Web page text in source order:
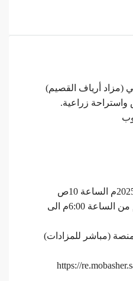
(مزاد أرياف القصيم)
واستراحة زراعية.
ينتهي في 24-7-2025م من الساعة 6:00م الى
منصة (مباشر للمزادات)
https://